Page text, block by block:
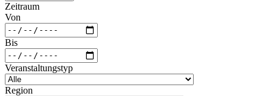
Zeitraum
Von
Bis
Veranstaltungstyp
Region